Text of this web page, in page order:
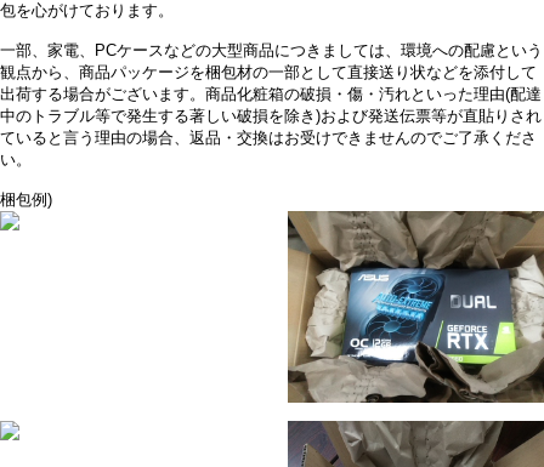
包を心がけております。
一部、家電、PCケースなどの大型商品につきましては、環境への配慮という
観点から、商品パッケージを梱包材の一部として直接送り状などを添付して
出荷する場合がございます。商品化粧箱の破損・傷・汚れといった理由(配達
中のトラブル等で発生する著しい破損を除き)および発送伝票等が直貼りされ
ていると言う理由の場合、返品・交換はお受けできませんのでご了承くださ
い。
梱包例)